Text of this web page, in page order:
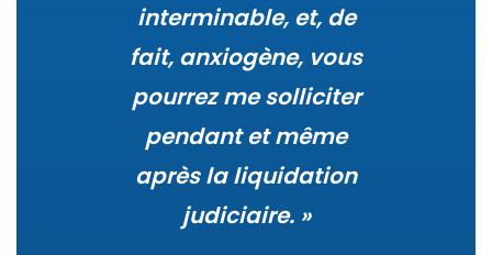
interminable, et, de
fait, anxiogène, vous
pourrez me solliciter
pendant et même
après la liquidation
judiciaire. »